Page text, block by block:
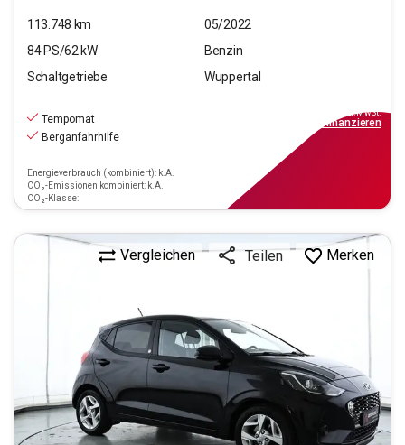
113.748 km
05/2022
84PS/62 kW
Benzin
Schaltgetriebe
Wuppertal
Tempomat
Berganfahrhilfe
Energieverbrauch (kombiniert): k.A.
CO₂-Emissionen kombiniert: k.A.
CO₂-Klasse:
inkl.MwSt.
finanzieren
Vergleichen Teilen Merken